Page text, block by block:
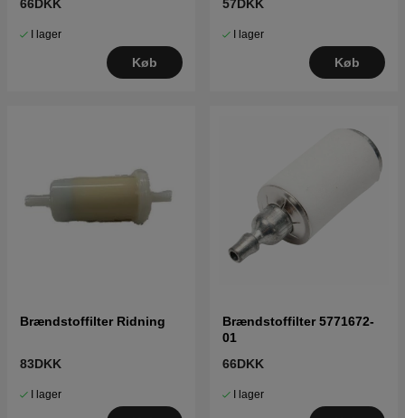
66DKK
I lager
Køb
57DKK
I lager
Køb
Brændstoffilter Ridning
83DKK
I lager
Brændstoffilter 5771672-
01
66DKK
I lager